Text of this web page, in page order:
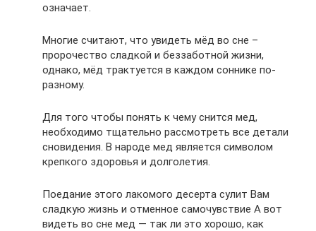
означает.
Многие считают, что увидеть мёд во сне –
пророчество сладкой и беззаботной жизни,
однако, мёд трактуется в каждом соннике по-
разному.
Для того чтобы понять к чему снится мед,
необходимо тщательно рассмотреть все детали
сновидения. В народе мед является символом
крепкого здоровья и долголетия.
Поедание этого лакомого десерта сулит Вам
сладкую жизнь и отменное самочувствие А вот
видеть во сне мед — так ли это хорошо, как